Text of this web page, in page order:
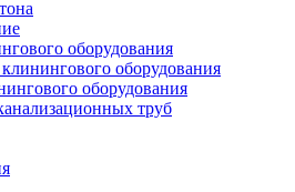
оборудования
оборудования
оборудования
труб